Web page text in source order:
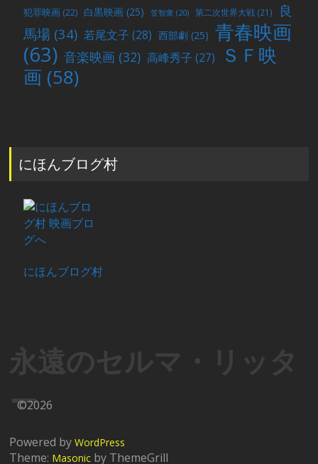
犯罪映画 (22) 白黒映画 (25) 笠智衆 (20) 第二次世界大戦 (21)
良
馬場 (34) 若尾文子 (28) 西部劇 (25) 青春映画
(63) 音楽映画 (32) 高峰秀子 (27)
ＳＦ映
画 (58)
にほんブログ村
にほんブログ村
永遠のセルマ・リッタ
ー
©2026
Powered byWordPress
Theme: Masonic by ThemeGrill